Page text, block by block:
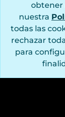
obtener
nuestra
todas las
rechazar
para